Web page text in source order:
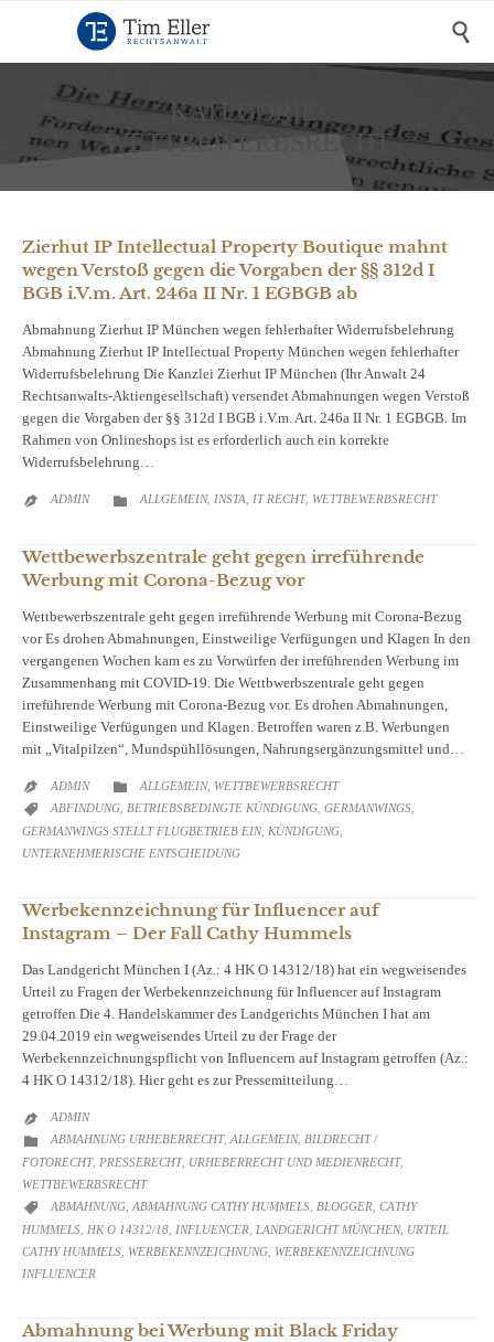

KATEGORIE:
WETTBEWERBSRECHT
Zierhut IP Intellectual Property Boutique mahnt
wegen Verstoß gegen die Vorgaben der §§ 312d I
BGB i.V.m. Art. 246a II Nr. 1 EGBGB ab
Abmahnung Zierhut IP München wegen fehlerhafter Widerrufsbelehrung
Abmahnung Zierhut IP Intellectual Property München wegen fehlerhafter
Widerrufsbelehrung Die Kanzlei Zierhut IP München (Ihr Anwalt 24
Rechtsanwalts-Aktiengesellschaft) versendet Abmahnungen wegen Verstoß
gegen die Vorgaben der §§ 312d I BGB i.V.m. Art. 246a II Nr. 1 EGBGB. Im
Rahmen von Onlineshops ist es erforderlich auch ein korrekte
Widerrufsbelehrung…
 ADMIN  CATEGORY
ALLGEMEIN, INSTA IT RECHT, WETTBEWERBSRECHT
Wettbewerbszentrale geht gegen irreführende
Werbung mit Corona-Bezug vor
Wettbewerbszentrale geht gegen irreführende Werbung mit Corona-Bezug
vor Es drohen Abmahnungen, Einstweilige Verfügungen und Klagen In den
vergangenen Wochen kam es zu Vorwürfen der irreführenden Werbung im
Zusammenhang mit COVID-19. Die Wettbwerbszentrale geht gegen
irreführende Werbung mit Corona-Bezug vor. Es drohen Abmahnungen,
Einstweilige Verfügungen und Klagen. Betroffen waren z.B. Werbungen
mit „Vitalpilzen“, Mundspühllösungen, Nahrungsergänzungsmittel und…
 ADMIN  CATEGORY
ALLGEMEIN, WETTBEWERBSRECHT
 CATEGORY
ABFINDUNG, BETRIEBSBEDINGTE KÜNDIGUNG, GERMANWINGS,
GERMANWINGS STELLT FLUGBETRIEB EIN, KÜNDIGUNG
UNTERNEHMERISCHE ENTSCHEIDUNG
Werbekennzeichnung für Influencer auf
Instagram – Der Fall Cathy Hummels
Das Landgericht München I (Az.: 4 HK O 14312/18) hat ein wegweisendes
Urteil zu Fragen der Werbekennzeichnung für Influencer auf Instagram
getroffen Die 4. Handelskammer des Landgerichts München I hat am
29.04.2019 ein wegweisendes Urteil zu der Frage der
Werbekennzeichnungspflicht von Influencern auf Instagram getroffen (Az.:
4 HK O 14312/18). Hier geht es zur Pressemitteilung…
 ADMIN
 CATEGORY
ABMAHNUNG URHEBERRECHT, ALLGEMEIN, BILDRECHT /
FOTORECHT, PRESSERECHT, URHEBERRECHT UND MEDIENRECHT,
WETTBEWERBSRECHT
 CATEGORY
ABMAHNUNG ABMAHNUNG CATHY HUMMELS BLOGGER CATHY
HUMMELS HK O 14312/18 INFLUENCER LANDGERICHT MÜNCHEN, URTEIL
CATHY HUMMELS WERBEKENNZEICHNUNG WERBEKENNZEICHNUNG
INFLUENCER
Abmahnung bei Werbung mit Black Friday